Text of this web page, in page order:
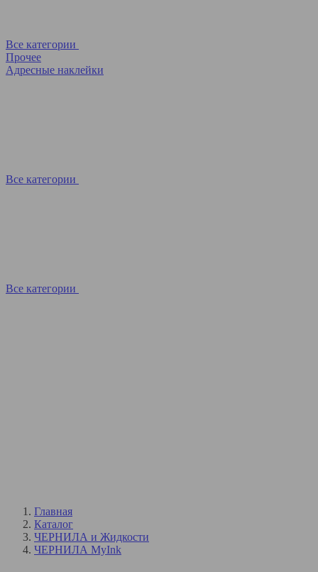
Все категории
Прочее
Адресные наклейки
Все категории
Все категории
Главная
Каталог
ЧЕРНИЛА и Жидкости
ЧЕРНИЛА MyInk